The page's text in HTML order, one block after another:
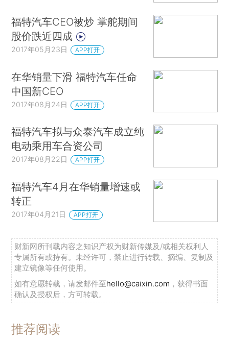
福特汽车CEO被炒 掌舵期间
股价跌近四成
2017年05月23日 APP打开
在华销量下滑 福特汽车任命
中国新CEO
2017年08月24日 APP打开
福特汽车拟与众泰汽车成立纯
电动乘用车合资公司
2017年08月22日 APP打开
福特汽车4月在华销量增速或
转正
2017年04月21日 APP打开
财新网所刊载内容之知识产权为财新传媒及/或相关权利人
专属所有或持有。未经许可，禁止进行转载、摘编、复制及
建立镜像等任何使用。
如有意愿转载，请发邮件至hello@caixin.com ，获得书面
确认及授权后，方可转载。
推荐阅读